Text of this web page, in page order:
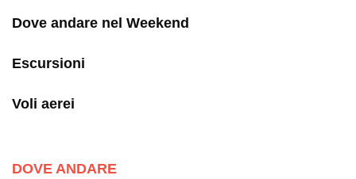
Dove andare nel Weekend
Escursioni
Voli aerei
DOVE ANDARE